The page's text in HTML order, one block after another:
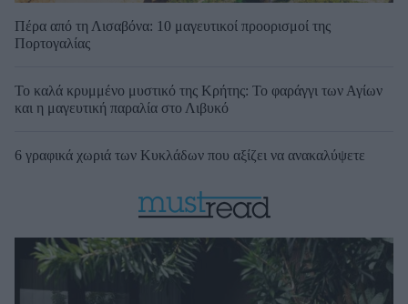
Πέρα από τη Λισαβόνα: 10 μαγευτικοί προορισμοί της
Πορτογαλίας
Το καλά κρυμμένο μυστικό της Κρήτης: Το φαράγγι των Αγίων
και η μαγευτική παραλία στο Λιβυκό
6 γραφικά χωριά των Κυκλάδων που αξίζει να ανακαλύψετε